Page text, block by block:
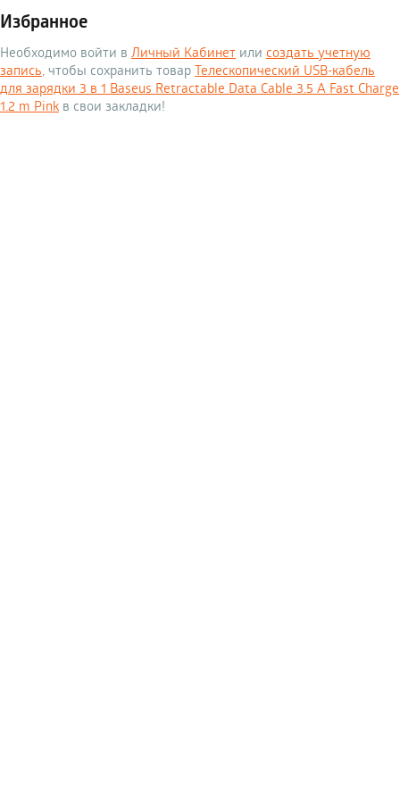
Избранное
Необходимо войти в Личный Кабинет или создать учетную
запись, чтобы сохранить товар Телескопический USB-кабель
для зарядки 3 в 1 Baseus Retractable Data Cable 3.5 A Fast Charge
1.2 m Pink в свои закладки!